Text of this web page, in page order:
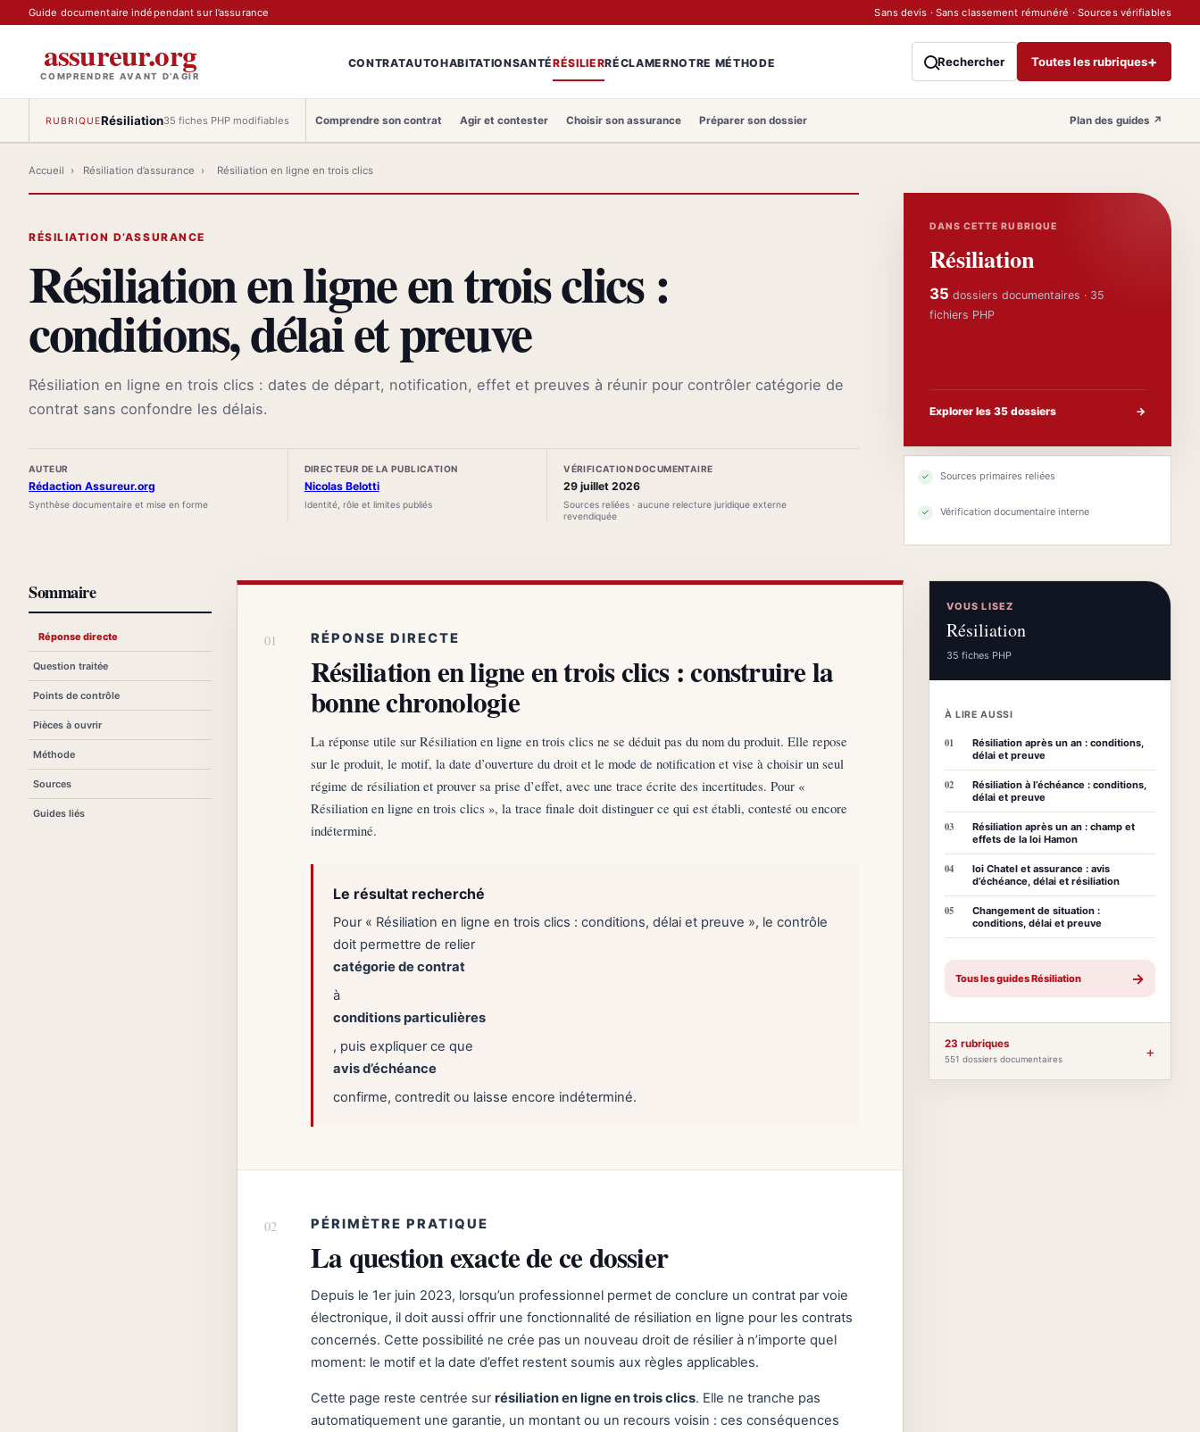
Guide documentaire indépendant sur l’assurance Sans devis · Sans classement rémunéré · Sources vérifiables
assureur.org
COMPRENDRE AVANT D’AGIR
CONTRATAUTOHABITATIONSANTÉRÉSILIERRÉCLAMERNOTRE MÉTHODE Rechercher Toutes les rubriques+
RUBRIQUERésiliation35 fiches PHP modifiables Comprendre son contrat Agir et contester Choisir son assurance Préparer son dossier Plan des guides ↗
Accueil › Résiliation d’assurance › Résiliation en ligne en trois clics
RÉSILIATION D’ASSURANCE
Résiliation en ligne en trois clics :
conditions, délai et preuve
Résiliation en ligne en trois clics : dates de départ, notification, effet et preuves à réunir pour contrôler catégorie de
contrat sans confondre les délais.
AUTEUR
Rédaction Assureur.org
Synthèse documentaire et mise en forme
DIRECTEUR DE LA PUBLICATION
Nicolas Belotti
Identité, rôle et limites publiés
VÉRIFICATION DOCUMENTAIRE
29 juillet 2026
Sources reliées · aucune relecture juridique externe
revendiquée
DANS CETTE RUBRIQUE
Résiliation
35 dossiers documentaires · 35
fichiers PHP
Explorer les 35 dossiers →
✓ Sources primaires reliées
✓ Vérification documentaire interne
Sommaire
Réponse directe
Question traitée
Points de contrôle
Pièces à ouvrir
Méthode
Sources
Guides liés
RÉPONSE DIRECTE
Résiliation en ligne en trois clics : construire la
bonne chronologie
La réponse utile sur Résiliation en ligne en trois clics ne se déduit pas du nom du produit. Elle repose
sur le produit, le motif, la date d’ouverture du droit et le mode de notification et vise à choisir un seul
régime de résiliation et prouver sa prise d’effet, avec une trace écrite des incertitudes. Pour «
Résiliation en ligne en trois clics », la trace finale doit distinguer ce qui est établi, contesté ou encore
indéterminé.
Le résultat recherché
Pour « Résiliation en ligne en trois clics : conditions, délai et preuve », le contrôle
doit permettre de relier
catégorie de contrat
à
conditions particulières
, puis expliquer ce que
avis d’échéance
confirme, contredit ou laisse encore indéterminé.
PÉRIMÈTRE PRATIQUE
La question exacte de ce dossier
Depuis le 1er juin 2023, lorsqu’un professionnel permet de conclure un contrat par voie
électronique, il doit aussi offrir une fonctionnalité de résiliation en ligne pour les contrats
concernés. Cette possibilité ne crée pas un nouveau droit de résilier à n’importe quel
moment: le motif et la date d’effet restent soumis aux règles applicables.
Cette page reste centrée surrésiliation en ligne en trois clics. Elle ne tranche pas
automatiquement une garantie, un montant ou un recours voisin : ces conséquences
VOUS LISEZ
Résiliation
35 fiches PHP
À LIRE AUSSI
01
Résiliation après un an : conditions,
délai et preuve
02
Résiliation à l’échéance : conditions,
délai et preuve
03
Résiliation après un an : champ et
effets de la loi Hamon
04
loi Chatel et assurance : avis
d’échéance, délai et résiliation
05
Changement de situation :
conditions, délai et preuve
Tous les guides Résiliation →
23 rubriques
551 dossiers documentaires +